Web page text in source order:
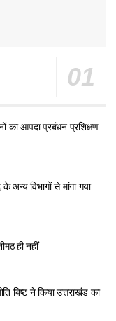
का आपदा प्रबंधन प्रशिक्षण
विभागों से मांगा गया
ही नहीं
बिष्ट ने किया उत्तराखंड का